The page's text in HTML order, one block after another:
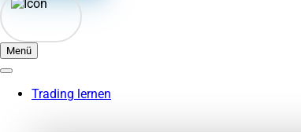
Menü
Trading lernen